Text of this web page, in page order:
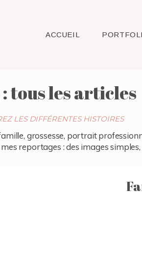
ACCUEIL
tous les articles
LES DIFFÉRENTES HISTOIRES
grossesse, portrait
reportages : des images